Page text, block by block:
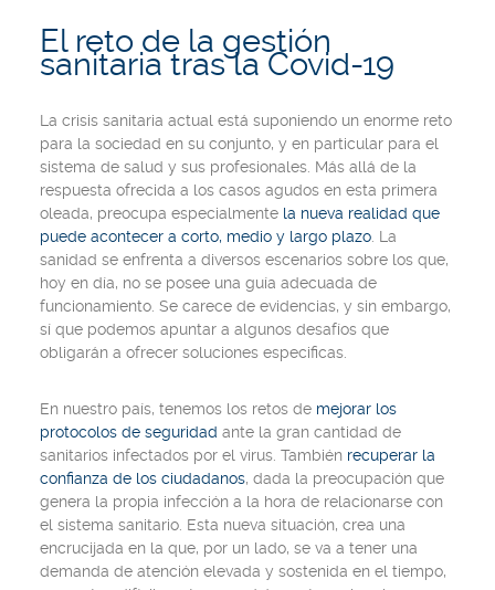
El reto de la gestión
sanitaria tras la Covid-19
La crisis sanitaria actual está suponiendo un enorme reto
para la sociedad en su conjunto, y en particular para el
sistema de salud y sus profesionales. Más allá de la
respuesta ofrecida a los casos agudos en esta primera
oleada, preocupa especialmente la nueva realidad que
puede acontecer a corto, medio y largo plazo . La
sanidad se enfrenta a diversos escenarios sobre los que,
hoy en día, no se posee una guía adecuada de
funcionamiento. Se carece de evidencias, y sin embargo,
sí que podemos apuntar a algunos desafíos que
obligarán a ofrecer soluciones especificas.
En nuestro país, tenemos los retos de mejorar los
protocolos de seguridad ante la gran cantidad de
sanitarios infectados por el virus. También recuperar la
confianza de los ciudadanos, dada la preocupación que
genera la propia infección a la hora de relacionarse con
el sistema sanitario. Esta nueva situación, crea una
encrucijada en la que, por un lado, se va a tener una
demanda de atención elevada y sostenida en el tiempo,